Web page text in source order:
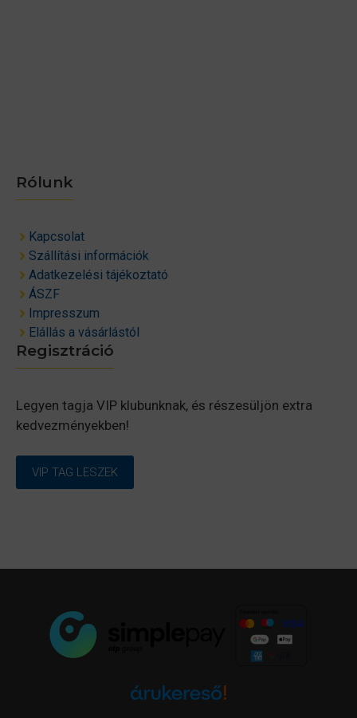
Rólunk
Kapcsolat
Szállítási információk
Adatkezelési tájékoztató
ÁSZF
Impresszum
Elállás a vásárlástól
Regisztráció
Legyen tagja VIP klubunknak, és részesüljön extra
kedvezményekben!
VIP TAG LESZEK